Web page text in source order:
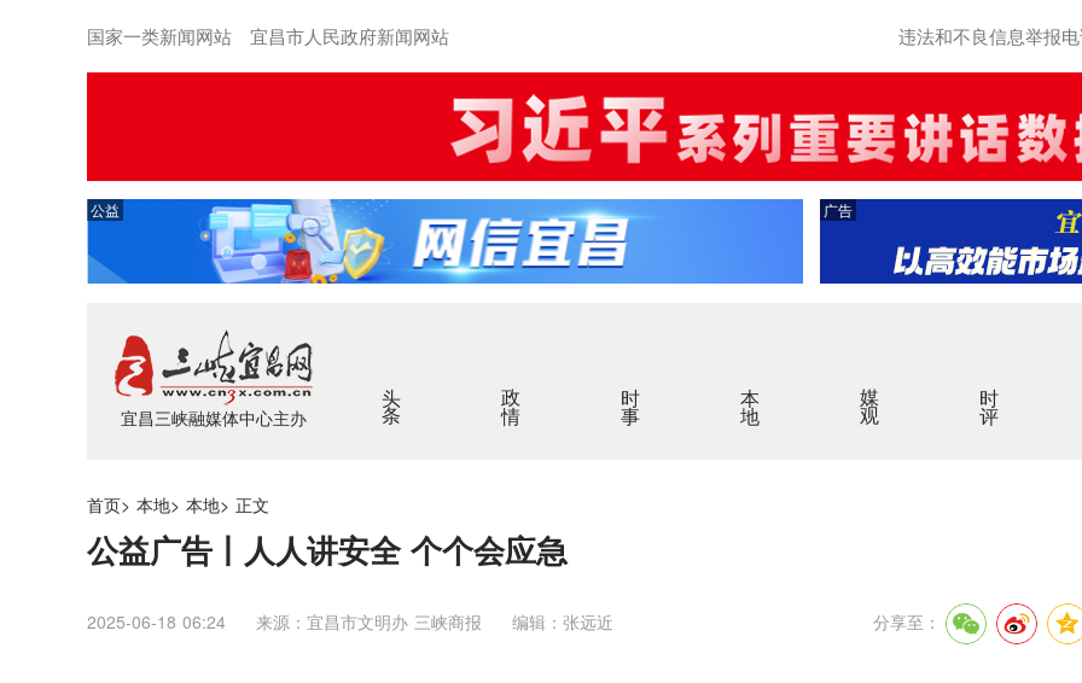
国家一类新闻网站 宜昌市人民政府新闻网站 违法和不良信息举报
公益 广告
宜昌三峡融媒体中心主办
头条 政情 时事 本地 媒观 时评
首页> 本地> 本地> 正文
公益广告丨人人讲安全 个个会应急
2025-06-18 06:24 来源：宜昌市文明办 三峡商报 编辑：张远近 分享至：